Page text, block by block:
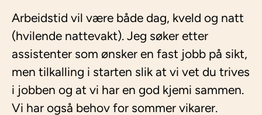
Arbeidstid vil være både dag, kveld og natt
(hvilende nattevakt). Jeg søker etter
assistenter som ønsker en fast jobb på sikt,
men tilkalling i starten slik at vi vet du trives
i jobben og at vi har en god kjemi sammen.
Vi har også behov for sommer vikarer.